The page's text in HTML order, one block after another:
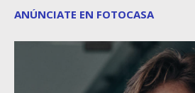
ANÚNCIATE EN FOTOCASA